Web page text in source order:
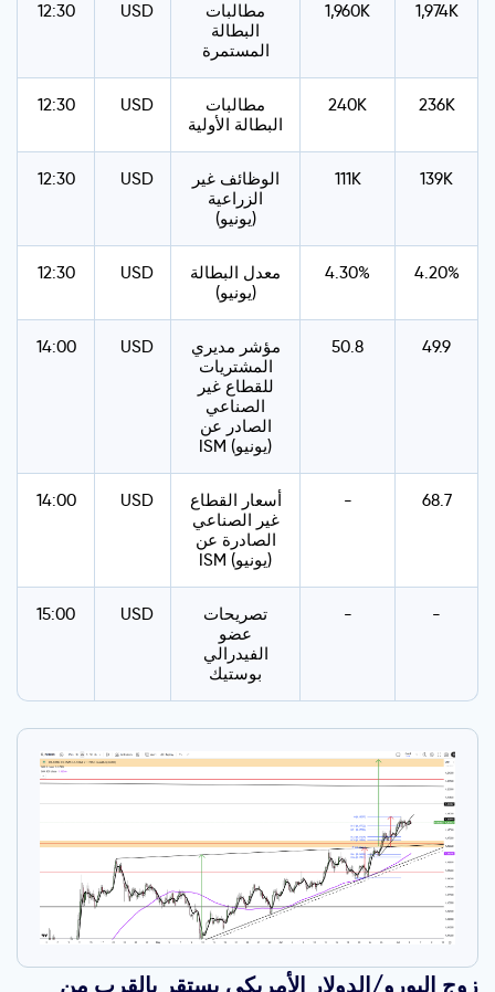
12:30 USD
مطالبات
البطالة
المستمرة
1,960K 1,974K
12:30 USD
مطالبات
البطالة الأولية
240K 236K
12:30 USD
الوظائف غير
الزراعية
(يونيو)
111K 139K
12:30 USD
معدل البطالة
(يونيو)
4.30% 4.20%
14:00 USD
مؤشر مديري
المشتريات
للقطاع غير
الصناعي
الصادر عن
ISM (يونيو)
50.8 49.9
14:00 USD
أسعار القطاع
غير الصناعي
الصادرة عن
ISM (يونيو)
- 68.7
15:00 USD
تصريحات
عضو
الفيدرالي
بوستيك
- -
زوج اليورو/الدولار الأمريكي يستقر بالقرب من